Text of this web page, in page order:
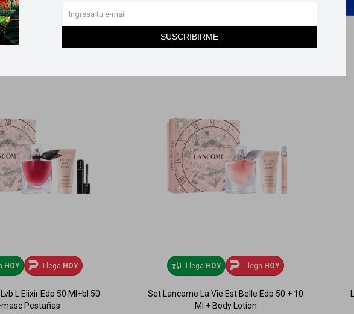
SUSCRIBIRME
HOY Llega HOY
L Elixir Edp 50 Ml+bl 50
Pestañas
Llega HOY Llega HOY
Set Lancome La Vie Est Belle Edp 50 + 10
Ml + Body Lotion